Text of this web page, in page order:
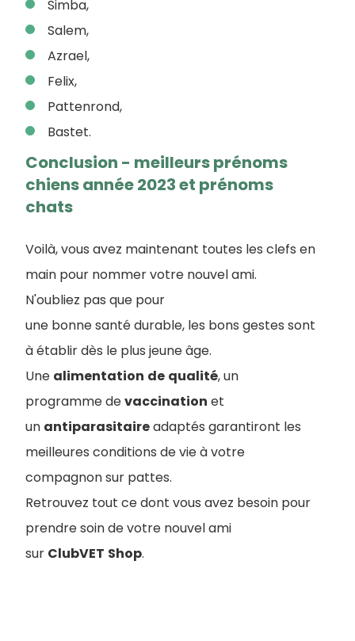
Simba,
Salem,
Azrael,
Felix,
Pattenrond,
Bastet.
Conclusion - meilleurs prénoms
chiens année 2023 et prénoms
chats
Voilà, vous avez maintenant toutes les clefs en
main pour nommer votre nouvel ami.
N'oubliez pas que pour
une bonne santé durable, les bons gestes sont
à établir dès le plus jeune âge.
Une alimentation de qualité, un
programme devaccination et
un antiparasitaireadaptés garantiront les
meilleures conditions de vie à votre
compagnon sur pattes.
Retrouvez tout ce dont vous avez besoin pour
prendre soin de votre nouvel ami
sur ClubVET Shop.